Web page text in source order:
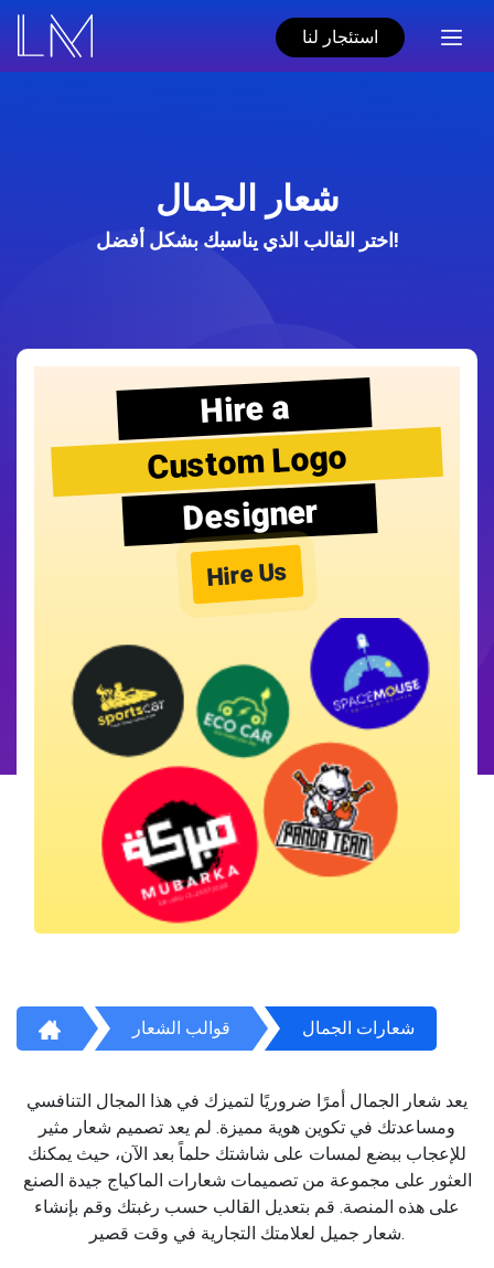
استئجار لنا
شعار الجمال
اختر القالب الذي يناسبك بشكل أفضل!
Hire a
Custom Logo
Designer
Hire Us
قوالب الشعار شعارات الجمال
يعد شعار الجمال أمرًا ضروريًا لتميزك في هذا المجال التنافسي
ومساعدتك في تكوين هوية مميزة. لم يعد تصميم شعار مثير
للإعجاب ببضع لمسات على شاشتك حلماً بعد الآن، حيث يمكنك
العثور على مجموعة من تصميمات شعارات الماكياج جيدة الصنع
على هذه المنصة. قم بتعديل القالب حسب رغبتك وقم بإنشاء
شعار جميل لعلامتك التجارية في وقت قصير.